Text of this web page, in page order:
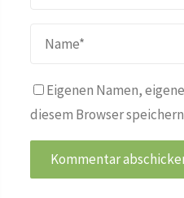
Eigenen Namen,
diesem Browser